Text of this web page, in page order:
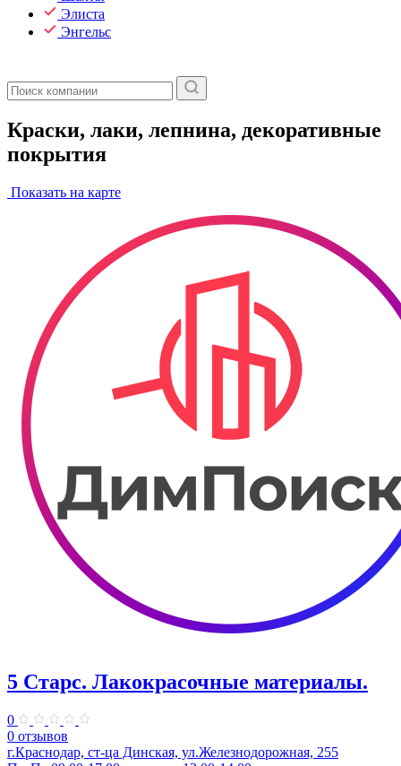
Элиста
Энгельс
Краски, лаки, лепнина, декоративные
покрытия
Показать на карте
5 Старс. Лакокрасочные материалы.
0
0 отзывов
г.Краснодар, ст-ца Динская, ул.Железнодорожная, 255